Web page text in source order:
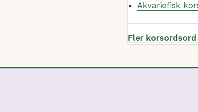
Akvariefisk
Fler